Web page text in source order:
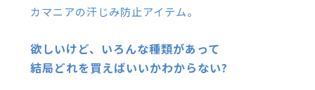
カマニアの汗じみ防止アイテム。
欲しいけど、いろんな種類があって
結局どれを買えばいいかわからない?